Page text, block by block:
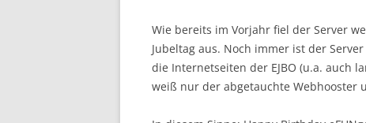
Wie bereits im Vorjahr fiel der Server
Jubeltag aus. Noch immer ist der
die Internetseiten der EJBO (u.a. auch
weiß nur der abgetauchte Webhooster